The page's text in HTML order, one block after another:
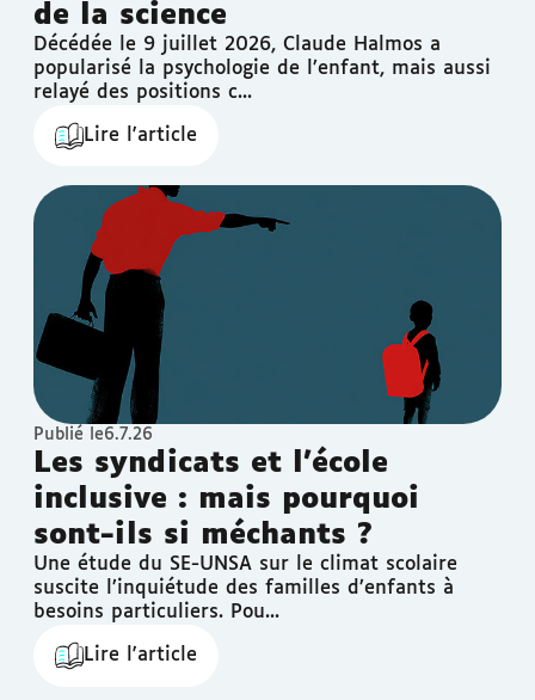
de la science
Décédée le 9 juillet 2026, Claude Halmos a
popularisé la psychologie de l’enfant, mais aussi
relayé des positions c...
Lire l'article
Publié le6.7.26
Les syndicats et l’école
inclusive : mais pourquoi
sont-ils si méchants ?
Une étude du SE-UNSA sur le climat scolaire
suscite l’inquiétude des familles d’enfants à
besoins particuliers. Pou...
Lire l'article